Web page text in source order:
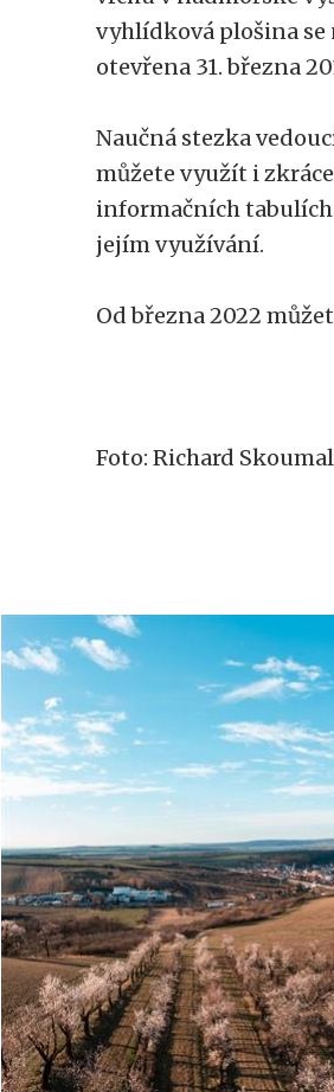
vyhlídková plošina se
otevřena 31. března
Naučná stezka
můžete využít i
informačních
jejím využívání.
Od března 2022
Foto: Richard Skoumal